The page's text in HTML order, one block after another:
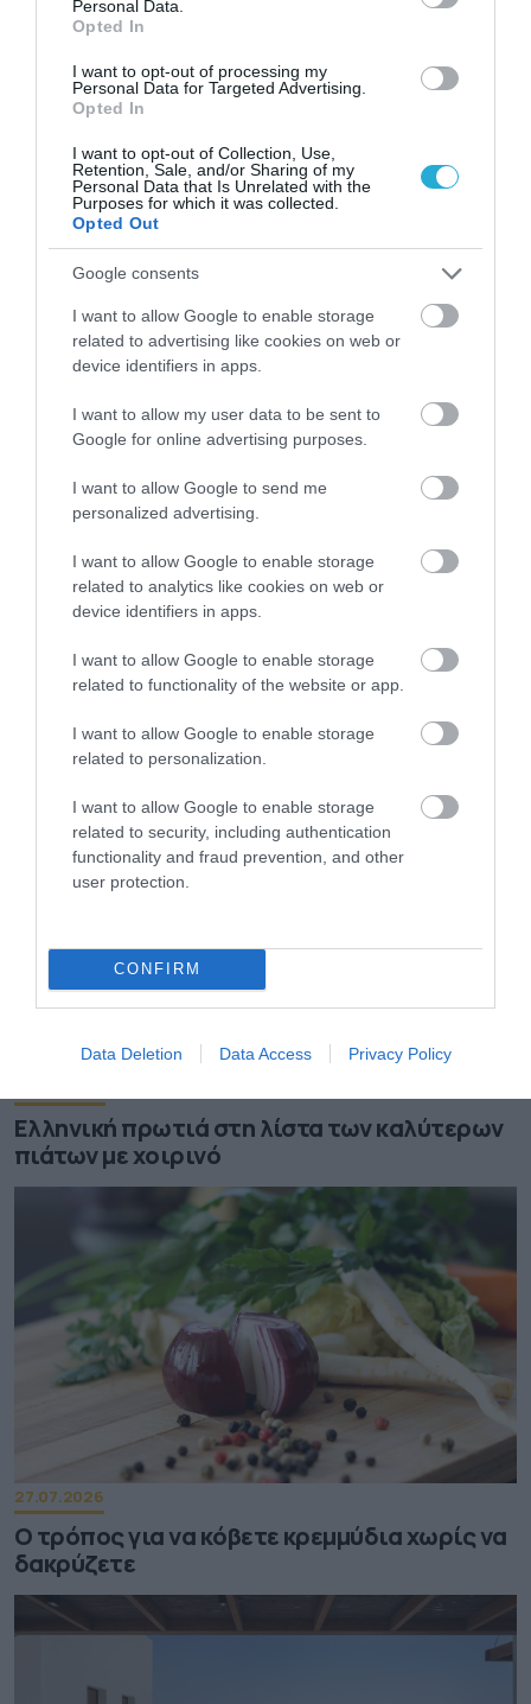
Personal Data.
Opted In
I want to opt-out of processing my
Personal Data for Targeted Advertising.
Opted In
I want to opt-out of Collection, Use,
Retention, Sale, and/or Sharing of my
Personal Data that Is Unrelated with the
Purposes for which it was collected.
Opted Out
Google consents
I want to allow Google to enable storage
related to advertising like cookies on web or
device identifiers in apps.
I want to allow my user data to be sent to
Google for online advertising purposes.
I want to allow Google to send me
personalized advertising.
I want to allow Google to enable storage
related to analytics like cookies on web or
device identifiers in apps.
I want to allow Google to enable storage
related to functionality of the website or app.
I want to allow Google to enable storage
related to personalization.
I want to allow Google to enable storage
related to security, including authentication
functionality and fraud prevention, and other
user protection.
CONFIRM
Data Deletion Data Access Privacy Policy
01.08.2026
Οι πολιτιστικές εκδηλώσεις του Αυγούστου
υπό την αιγίδα του ΕΟΤ
31.07.2026
Όταν αθλητές και καλλιτέχνες
ανταλλάσσουν ρόλους
Ελληνική πρωτιά στη λίστα των καλύτερων
πιάτων με χοιρινό
27.07.2026
Ο τρόπος για να κόβετε κρεμμύδια χωρίς να
δακρύζετε